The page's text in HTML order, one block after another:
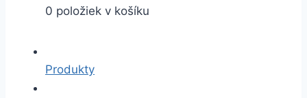
0 položiek v košíku
Produkty